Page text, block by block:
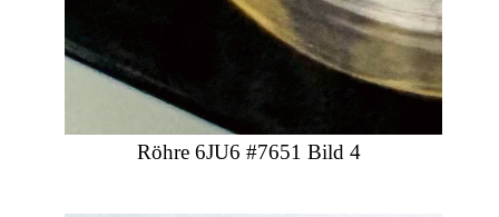
Röhre 6JU6 #7651 Bild 4